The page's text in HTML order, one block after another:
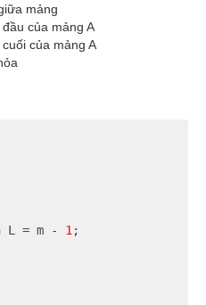
mảng
của mảng A
của mảng A
L = m - 1;